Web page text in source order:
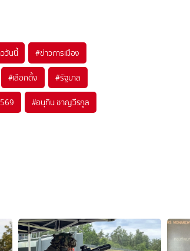
วันนี้ #ข่าวการเมือง
#เลือกตั้ง #รัฐบาล
#อนุทิน ชาญวีรกูล